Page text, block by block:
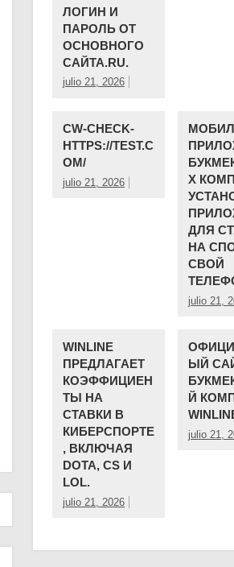
ЛОГИН И
ПАРОЛЬ ОТ
ОСНОВНОГО
САЙТА.RU.
julio 21, 2026
CW-CHECK-
HTTPS://TEST.C
OM/
julio 21, 2026
Х
ДЛЯ
НА
СВОЙ
julio 21,
WINLINE
ПРЕДЛАГАЕТ
КОЭФФИЦИЕН
ТЫ НА
СТАВКИ В
КИБЕРСПОРТЕ
, ВКЛЮЧАЯ
DOTA, CS И
LOL.
julio 21, 2026
ЫЙ
Й
julio 21,